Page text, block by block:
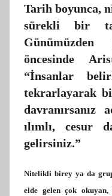
Tarih boyunca,
sürekli bir
öncesinde
“İnsanlar
tekrarlayarak
davranırsanız
ılımlı, cesur
gelirsiniz.”
Nitelikli birey ya da grup
elde gelen çok